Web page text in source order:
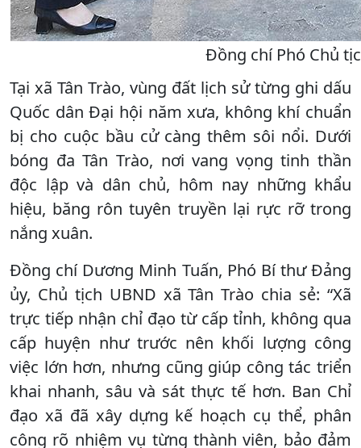
Đồng chí Phó Chủ
Tại xã Tân Trào, vùng đất lịch sử từng ghi dấu
Quốc dân Đại hội năm xưa, không khí chuẩn
bị cho cuộc bầu cử càng thêm sôi nổi. Dưới
bóng đa Tân Trào, nơi vang vọng tinh thần
độc lập và dân chủ, hôm nay những khẩu
hiệu, băng rôn tuyên truyền lại rực rỡ trong
nắng xuân.
Đồng chí Dương Minh Tuấn, Phó Bí thư Đảng
ủy, Chủ tịch UBND xã Tân Trào chia sẻ: “Xã
trực tiếp nhận chỉ đạo từ cấp tỉnh, không qua
cấp huyện như trước nên khối lượng công
việc lớn hơn, nhưng cũng giúp công tác triển
khai nhanh, sâu và sát thực tế hơn. Ban Chỉ
đạo xã đã xây dựng kế hoạch cụ thể, phân
công rõ nhiệm vụ từng thành viên, bảo đảm